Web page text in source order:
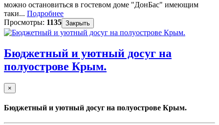
можно остановиться в гостевом доме "ДонБас" имеющим
таки... Подробнее
Просмотры: 1135 Закрыть
Бюджетный и уютный досуг на
полуострове Крым.
×
Бюджетный и уютный досуг на полуострове Крым.